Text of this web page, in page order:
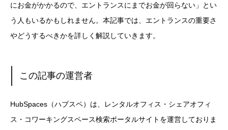
にお金がかかるので、エントランスにまでお金が回らない」とい
う人もいるかもしれません。本記事では、エントランスの重要さ
やどうするべきかを詳しく解説していきます。
この記事の運営者
HubSpaces（ハブスペ）は、レンタルオフィス・シェアオフィ
ス・コワーキングスペース検索ポータルサイトを運営しておりま